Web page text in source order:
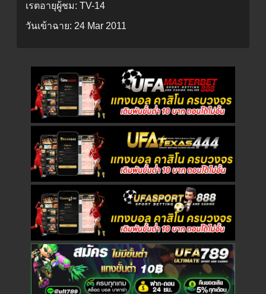
เรตอายุผู้ชม: TV-14
วันเข้าฉาย: 24 Mar 2011